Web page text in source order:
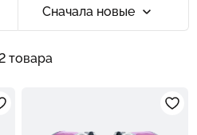
Сначала новые
товара